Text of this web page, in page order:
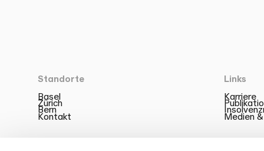
Standorte
Basel
Zürich
Bern
Kontakt
Links
Karriere
Medien